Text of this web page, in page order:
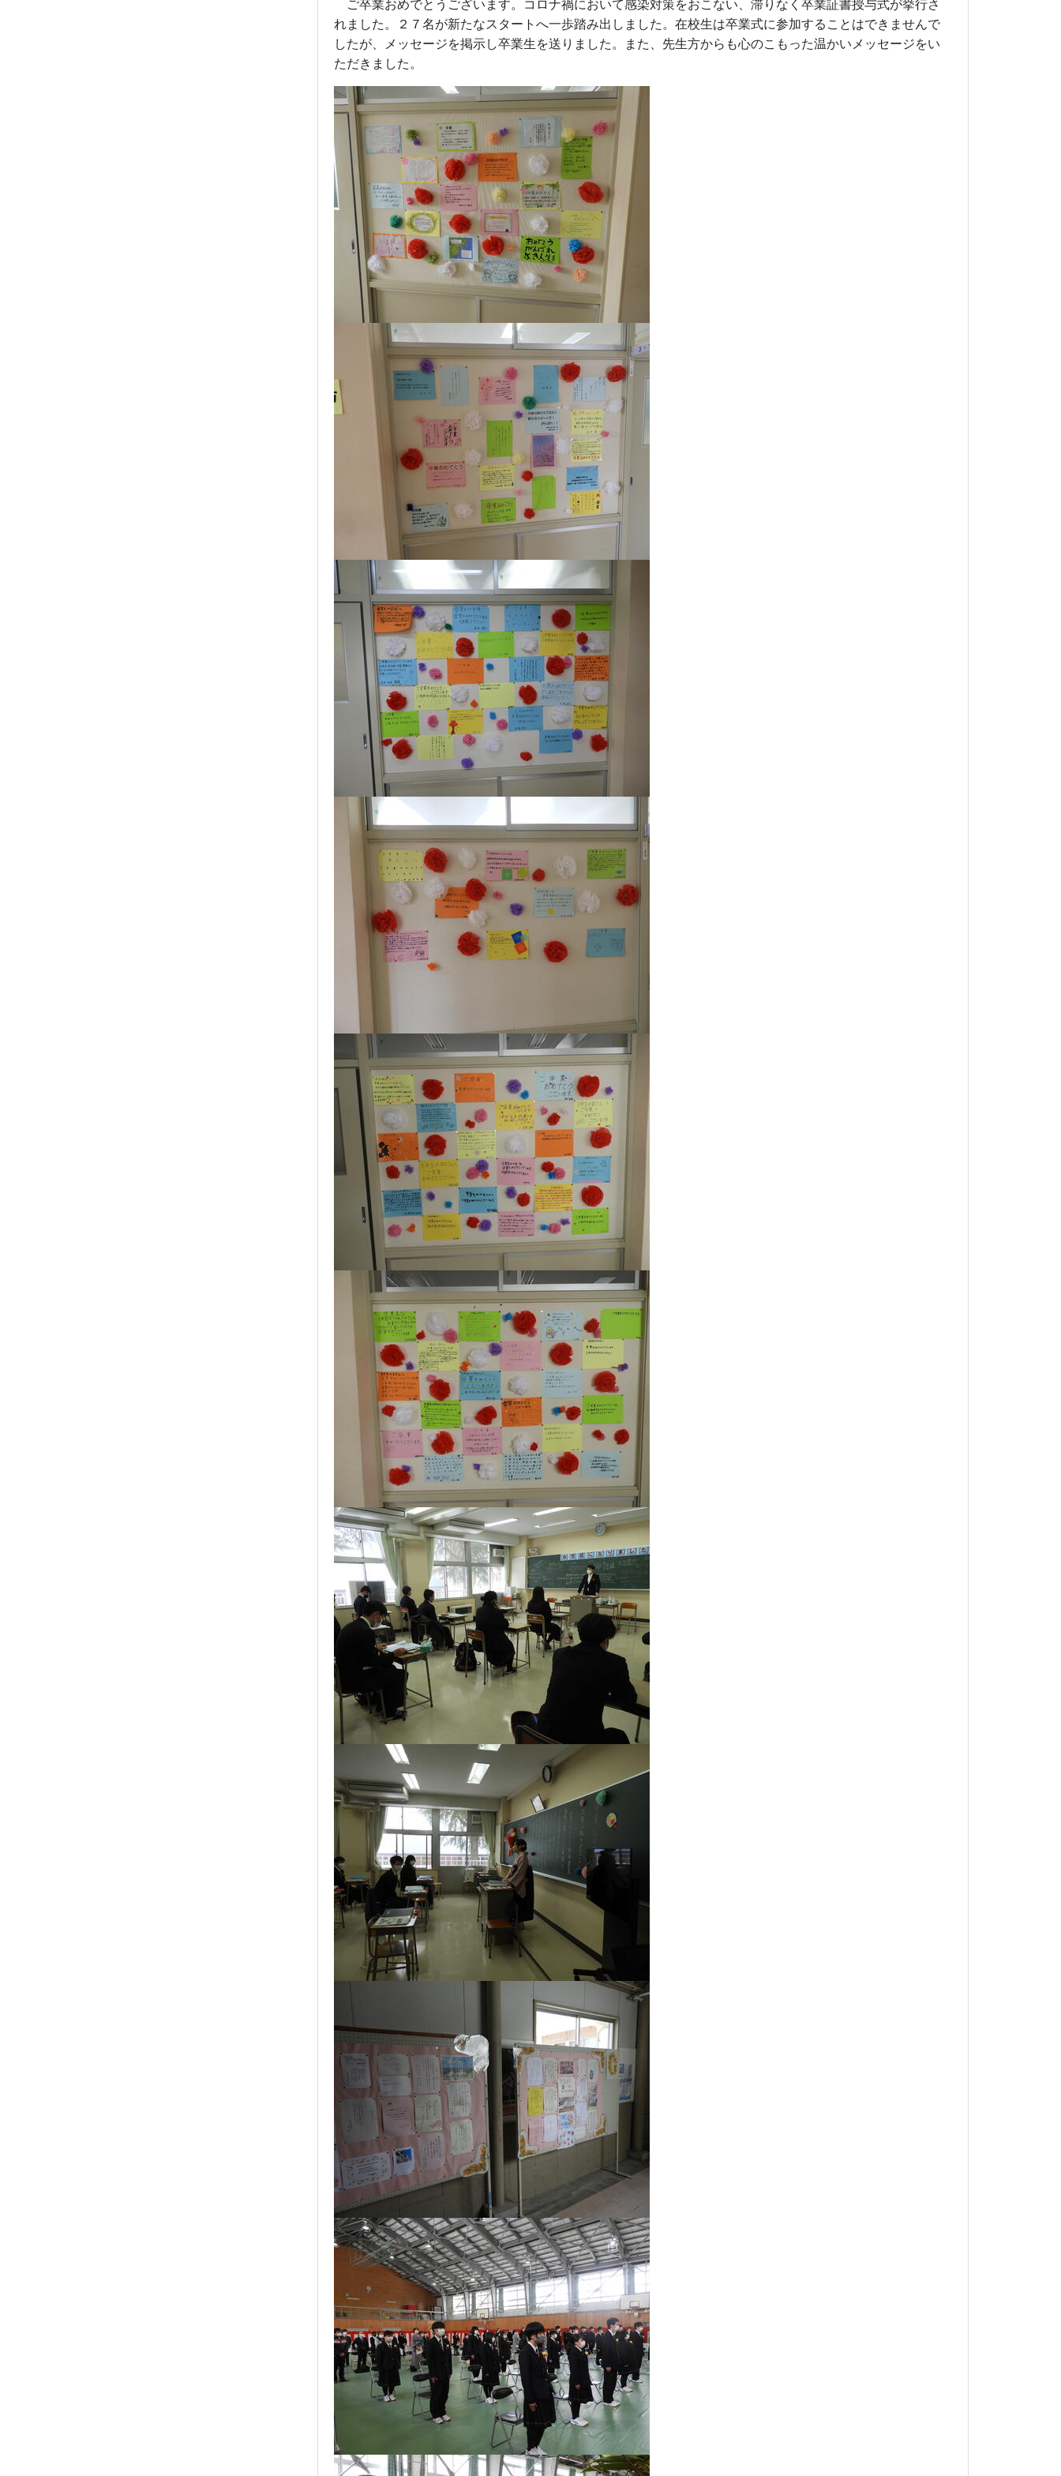
ご卒業おめでとうございます。コロナ禍において感染対策をおこない、滞りなく卒業証書授与式が挙行さ
れました。２７名が新たなスタートへ一歩踏み出しました。在校生は卒業式に参加することはできませんで
したが、メッセージを掲示し卒業生を送りました。また、先生方からも心のこもった温かいメッセージをい
ただきました。